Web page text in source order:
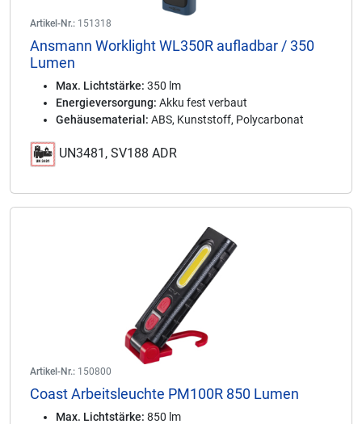
Artikel-Nr.: 151318
Ansmann Worklight WL350R aufladbar / 350
Lumen
Max. Lichtstärke: 350 lm
Energieversorgung: Akku fest verbaut
Gehäusematerial: ABS, Kunststoff, Polycarbonat
UN3481, SV188 ADR
Artikel-Nr.: 150800
Coast Arbeitsleuchte PM100R 850 Lumen
Max. Lichtstärke: 850 lm